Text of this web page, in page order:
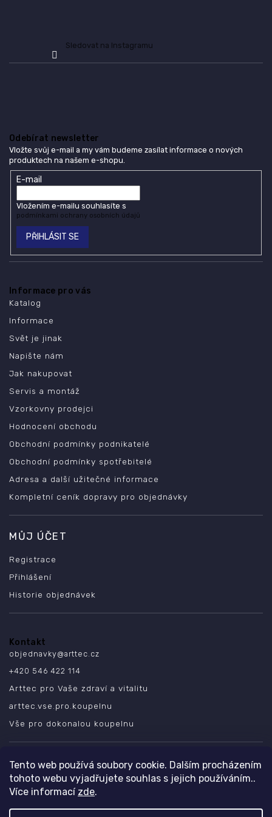
Tento web používá soubory cookie. Dalším procházením
tohoto webu vyjadřujete souhlas s jejich používáním..
Více informací zde.
Sledovat na Instagramu
Odebírat newsletter
Vložte svůj e-mail a my vám budeme zasílat informace o nových
produktech na našem e-shopu.
E-mail
Vložením e-mailu souhlasíte s
podmínkami ochrany osobních údajů
PŘIHLÁSIT SE
Informace pro vás
Katalog
Informace
Svět je jinak
Napište nám
Jak nakupovat
Servis a montáž
Vzorkovny prodejci
Hodnocení obchodu
Obchodní podmínky podnikatelé
Obchodní podmínky spotřebitelé
Adresa a další užitečné informace
Kompletní ceník dopravy pro objednávky
MŮJ ÚČET
Registrace
Přihlášení
Historie objednávek
Kontakt
objednavky@arttec.cz
+420 546 422 114
Arttec pro Vaše zdraví a vitalitu
arttec.vse.pro.koupelnu
Vše pro dokonalou koupelnu
SLEDUJTE NÁS